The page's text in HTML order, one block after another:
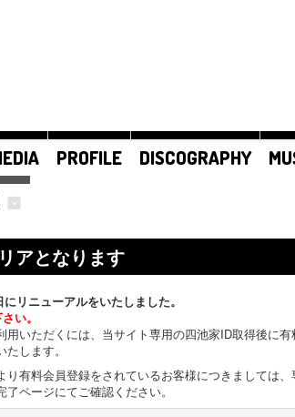
PROFILE DISCOGRAPHY
アとなります
リニューアルをいたしました。
い。
用いただくには、当サイト専用の四池家ID取得後に
します。
り有料会員登録をされているお客様につきましては
ページにてご確認ください。